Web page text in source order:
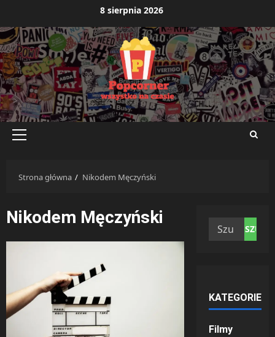
treści
8 sierpnia 2026
Menu
Strona główna Nikodem Męczyński
Nikodem Męczyński Szukaj:
KATEGORIE
Filmy